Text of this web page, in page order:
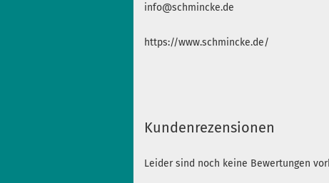
info@schmincke.de
https://www.schmincke.de/
Kundenrezensionen
Leider sind noch keine Bewertungen